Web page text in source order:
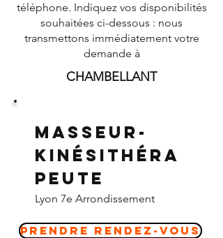
téléphone. Indiquez vos disponibilités
souhaitées ci-dessous : nous
transmettons immédiatement votre
demande à
CHAMBELLANT
Masseur-
Kinésithéra
peute
Lyon 7e Arrondissement
Prendre Rendez-vous